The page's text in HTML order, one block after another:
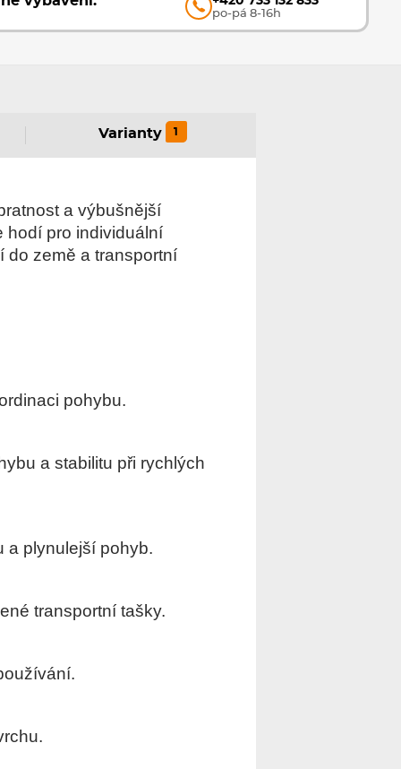
po-pá 8-16h
Varianty 1
a výbušnější
hodí pro individuální
do země a transportní
pohybu.
a stabilitu při rychlých
a plynulejší pohyb.
transportní tašky.